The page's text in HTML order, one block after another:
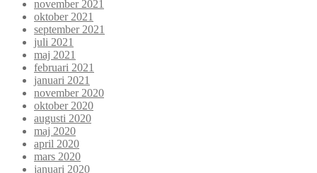
november 2021
oktober 2021
september 2021
juli 2021
maj 2021
februari 2021
januari 2021
november 2020
oktober 2020
augusti 2020
maj 2020
april 2020
mars 2020
januari 2020